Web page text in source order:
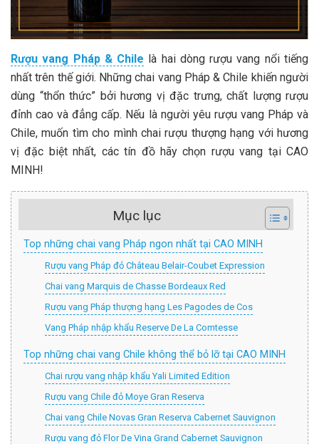
Rượu vang Pháp & Chile là hai dòng rượu vang nổi tiếng
nhất trên thế giới. Những chai vang Pháp & Chile khiến người
dùng “thổn thức” bởi hương vị đặc trưng, chất lượng rượu
đỉnh cao và đẳng cấp. Nếu là người yêu rượu vang Pháp và
Chile, muốn tìm cho mình chai rượu thượng hạng với hương
vị đặc biệt nhất, các tín đồ hãy chọn rượu vang tại CAO
MINH!
Mục lục
Top những chai vang Pháp ngon nhất tại CAO MINH
Rượu vang Pháp đỏ Château Belair-Coubet Expression
Chai vang Marquis de Chasse Bordeaux Red
Rượu vang Pháp thượng hạng Les Pagodes de Cos
Vang Pháp nhập khẩu Reserve De La Comtesse
Top những chai vang Chile không thể bỏ lỡ tại CAO MINH
Chai rượu vang nhập khẩu Yali Limited Edition
Rượu vang Chile đỏ Moye Gran Reserva
Chai vang Chile Novas Gran Reserva Cabernet Sauvignon
Rượu vang đỏ Flor De Vina Grand Cabernet Sauvignon